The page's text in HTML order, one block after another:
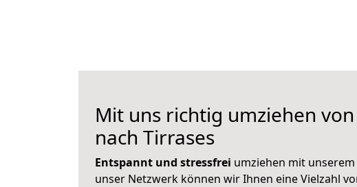
Mit uns richtig umziehen
nach Tirrases
Entspannt und stressfrei umziehen mit unserem
unser Netzwerk können wir Ihnen eine Vielzahl